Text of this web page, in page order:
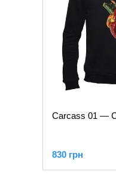
Carcass 01 —
830 грн